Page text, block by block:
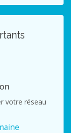
votre réseau